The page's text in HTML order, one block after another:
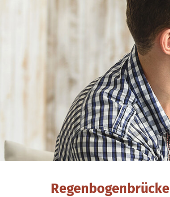
Regenbogenbrücke